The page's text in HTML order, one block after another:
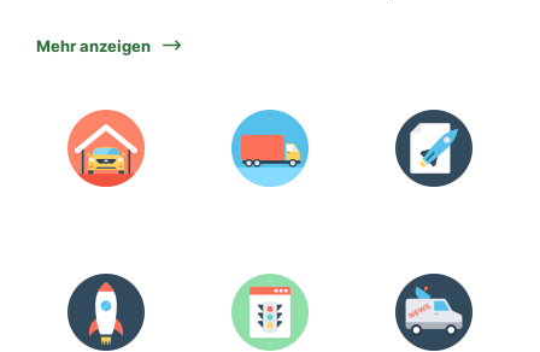
Mehr anzeigen